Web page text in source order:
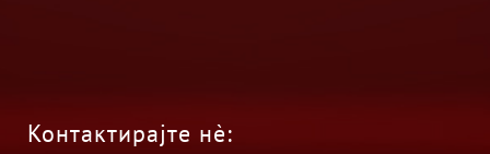
Контактирајте нè: